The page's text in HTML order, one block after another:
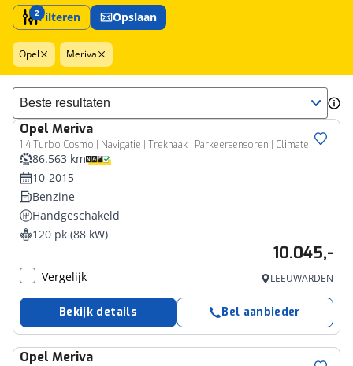
2Filteren Opslaan
Opel Meriva
Sorteer resultaten
Opel Meriva
1.4 Turbo Cosmo | Navigatie | Trekhaak | Parkeersensoren | Climate control | Hoge instap | Extra getint glas | Lichtmetalen velgen
86.563 km
10-2015
Benzine
Handgeschakeld
120 pk (88 kW)
10.045,-
Vergelijk LEEUWARDEN
Bekijk details Bel aanbieder
Opel Meriva